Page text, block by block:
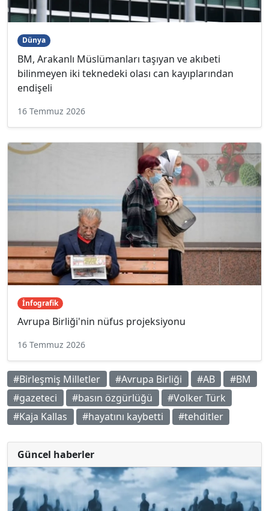
Dünya
BM, Arakanlı Müslümanları taşıyan ve akıbeti
bilinmeyen iki teknedeki olası can kayıplarından
endişeli
16 Temmuz 2026
İnfografik
Avrupa Birliği'nin nüfus projeksiyonu
16 Temmuz 2026
#Birleşmiş Milletler #Avrupa Birliği #AB
#BM
#gazeteci
#basın özgürlüğü
#Volker Türk
#Kaja Kallas
#hayatını kaybetti #tehditler
Güncel haberler